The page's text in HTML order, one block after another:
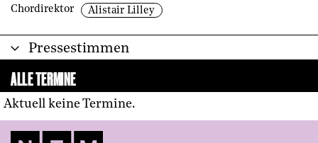
Chordirektor
Alistair Lilley
Pressestimmen
ALLE TERMINE
Aktuell keine Termine.